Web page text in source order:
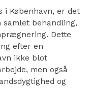
i København, er det
samlet behandling,
Dette
efter en
ikke blot
men også
og